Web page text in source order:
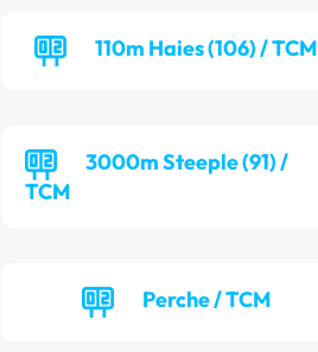
110m Haies (106) / TCM
3000m Steeple (91) /
TCM
Perche / TCM